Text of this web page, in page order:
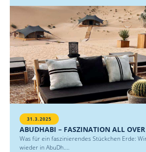
31.3.2025
ABUDHABI – FASZINATION ALL
Was für ein faszinierendes Stückchen Erde:
wieder in AbuDh....